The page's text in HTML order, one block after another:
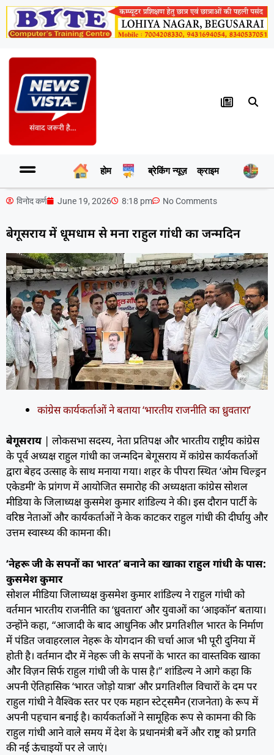
होम ब्रेकिंग न्यूज़ क्राइम
विनोद कर्ण June 19, 2026 8:18 pm No Comments
बेगूसराय में धूमधाम से मना राहुल गांधी का जन्मदिन
कांग्रेस कार्यकर्ताओं ने बताया ‘भारतीय राजनीति का ध्रुवतारा’
बेगूसराय | लोकसभा सदस्य, नेता प्रतिपक्ष और भारतीय राष्ट्रीय कांग्रेस
के पूर्व अध्यक्ष राहुल गांधी का जन्मदिन बेगूसराय में कांग्रेस कार्यकर्ताओं
द्वारा बेहद उत्साह के साथ मनाया गया। शहर के पीपरा स्थित ‘ओम चिल्ड्रन
एकेडमी’ के प्रांगण में आयोजित समारोह की अध्यक्षता कांग्रेस सोशल
मीडिया के जिलाध्यक्ष कुसमेश कुमार शांडिल्य ने की। इस दौरान पार्टी के
वरिष्ठ नेताओं और कार्यकर्ताओं ने केक काटकर राहुल गांधी की दीर्घायु और
उत्तम स्वास्थ्य की कामना की।
‘नेहरू जी के सपनों का भारत’ बनाने का खाका राहुल गांधी के पास:
कुसमेश कुमार
सोशल मीडिया जिलाध्यक्ष कुसमेश कुमार शांडिल्य ने राहुल गांधी को
वर्तमान भारतीय राजनीति का ‘ध्रुवतारा’ और युवाओं का ‘आइकॉन’ बताया।
उन्होंने कहा, “आजादी के बाद आधुनिक और प्रगतिशील भारत के निर्माण
में पंडित जवाहरलाल नेहरू के योगदान की चर्चा आज भी पूरी दुनिया में
होती है। वर्तमान दौर में नेहरू जी के सपनों के भारत का वास्तविक खाका
और विज़न सिर्फ राहुल गांधी जी के पास है।” शांडिल्य ने आगे कहा कि
अपनी ऐतिहासिक ‘भारत जोड़ो यात्रा’ और प्रगतिशील विचारों के दम पर
राहुल गांधी ने वैश्विक स्तर पर एक महान स्टेट्समैन (राजनेता) के रूप में
अपनी पहचान बनाई है। कार्यकर्ताओं ने सामूहिक रूप से कामना की कि
राहुल गांधी आने वाले समय में देश के प्रधानमंत्री बनें और राष्ट्र को प्रगति
की नई ऊंचाइयों पर ले जाएं।